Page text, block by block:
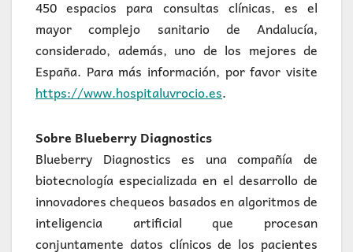
450 espacios para consultas clínicas, es el
mayor complejo sanitario de Andalucía,
considerado, además, uno de los mejores de
España. Para más información, por favor visite
https://www.hospitaluvrocio.es.
Sobre Blueberry Diagnostics
Blueberry Diagnostics es una compañía de
biotecnología especializada en el desarrollo de
innovadores chequeos basados en algoritmos de
inteligencia artificial que procesan
conjuntamente datos clínicos de los pacientes